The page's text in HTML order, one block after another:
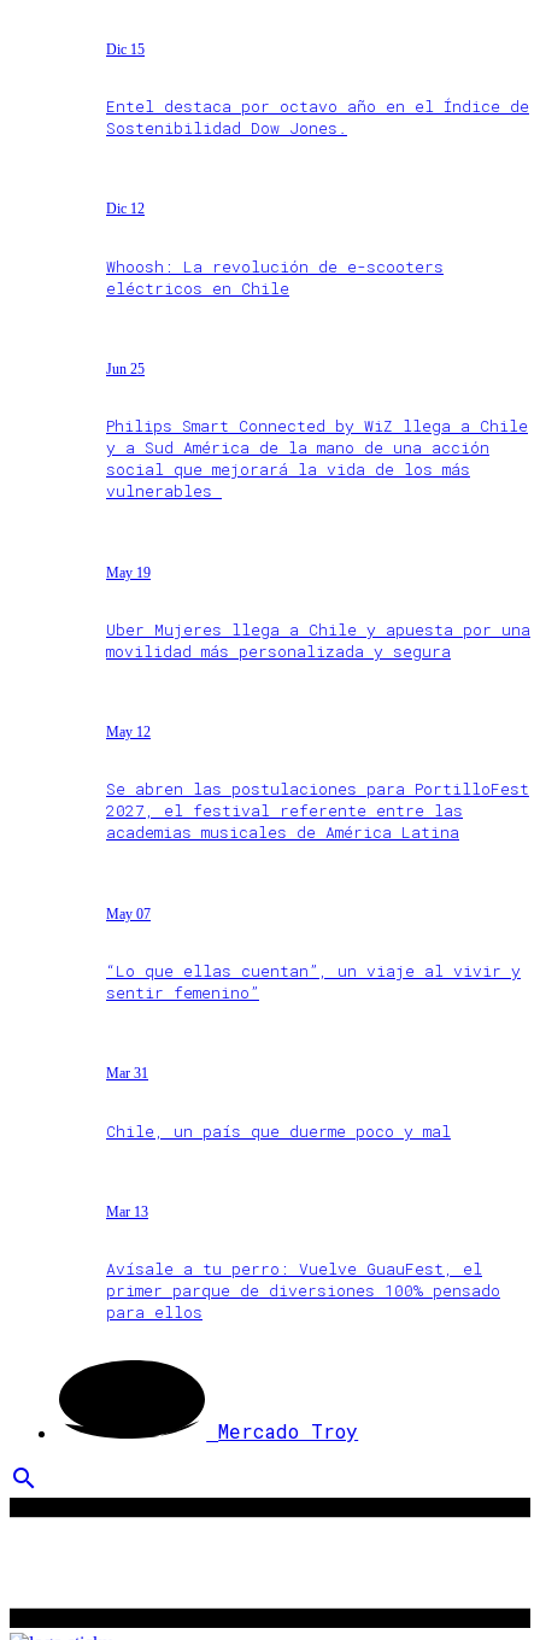
Dic 15
Entel destaca por octavo año en el Índice de
Sostenibilidad Dow Jones.
Dic 12
Whoosh: La revolución de e-scooters
eléctricos en Chile
Jun 25
Philips Smart Connected by WiZ llega a Chile
y a Sud América de la mano de una acción
social que mejorará la vida de los más
vulnerables
May 19
Uber Mujeres llega a Chile y apuesta por una
movilidad más personalizada y segura
May 12
Se abren las postulaciones para PortilloFest
2027, el festival referente entre las
academias musicales de América Latina
May 07
“Lo que ellas cuentan”, un viaje al vivir y
sentir femenino”
Mar 31
Chile, un país que duerme poco y mal
Mar 13
Avísale a tu perro: Vuelve GuauFest, el
primer parque de diversiones 100% pensado
para ellos
Mercado Troy
search